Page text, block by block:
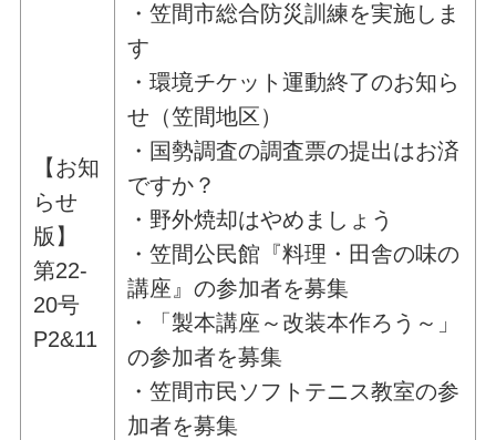
【お知
らせ
版】
第22-
20号
P2&11
・笠間市総合防災訓練を実施しま
す
・環境チケット運動終了のお知ら
せ（笠間地区）
・国勢調査の調査票の提出はお済
ですか？
・野外焼却はやめましょう
・笠間公民館『料理・田舎の味の
講座』の参加者を募集
・「製本講座～改装本作ろう～」
の参加者を募集
・笠間市民ソフトテニス教室の参
加者を募集